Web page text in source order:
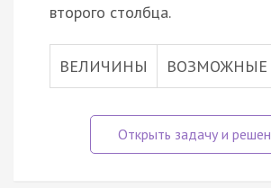
второго столбца.
ВЕЛИЧИНЫ ВОЗМОЖНЫЕ